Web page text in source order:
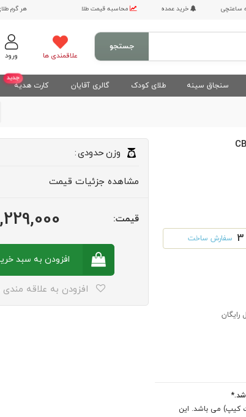
ساعتچی خرید عمده محاسبه قیمت طلا هر گرم طلای 18
ورود علاقمندی ها
جستجو
سنجاق سینه طلای کودک گالری آقایان کارت هدیه
جدید
سفارش ساخت
16.5 سانت (به صورت کیپ) می باشد. این
وزنحدودی:
مشاهده جزئیات قیمت
قیمت:
افزودن به سبد
افزودن به علاقه مندی